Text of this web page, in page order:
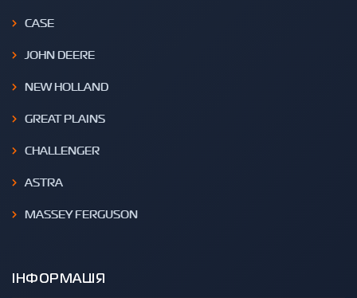
CASE
JOHN DEERE
NEW HOLLAND
GREAT PLAINS
CHALLENGER
ASTRA
MASSEY FERGUSON
ІНФОРМАЦІЯ